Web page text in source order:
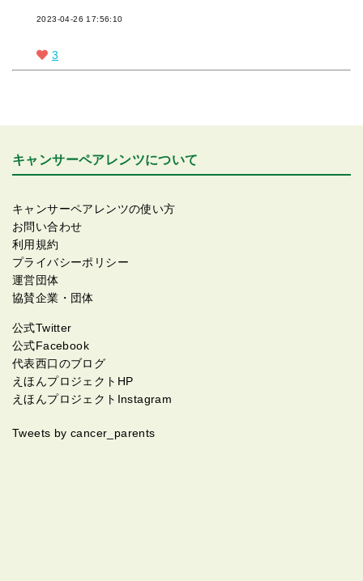
2023-04-26 17:56:10
3
キャンサーペアレンツについて
キャンサーペアレンツの使い方
お問い合わせ
利用規約
プライバシーポリシー
運営団体
協賛企業・団体
公式Twitter
公式Facebook
代表西口のブログ
えほんプロジェクトHP
えほんプロジェクトInstagram
Tweets by cancer_parents